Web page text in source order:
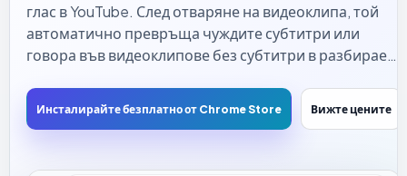
глас в YouTube. След отваряне на видеоклипа, той
автоматично превръща чуждите субтитри или
говора във видеоклипове без субтитри в разбираем
да разбирате съдържанието, без да се взирате
постоянно в екрана.
Инсталирайте безплатно от Chrome Store Вижте цените